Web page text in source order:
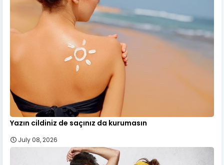
Yazın cildiniz de saçınız da kurumasın
July 08, 2026